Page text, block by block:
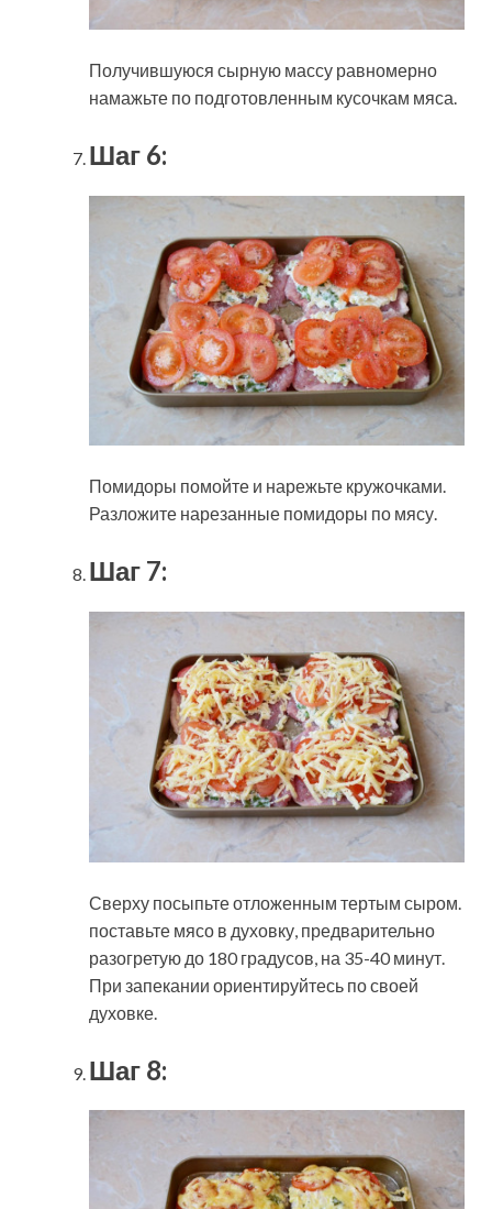
Получившуюся сырную массу равномерно
намажьте по подготовленным кусочкам мяса.
Шаг 6:
Помидоры помойте и нарежьте кружочками.
Разложите нарезанные помидоры по мясу.
Шаг 7:
Сверху посыпьте отложенным тертым сыром.
поставьте мясо в духовку, предварительно
разогретую до 180 градусов, на 35-40 минут.
При запекании ориентируйтесь по своей
духовке.
Шаг 8: